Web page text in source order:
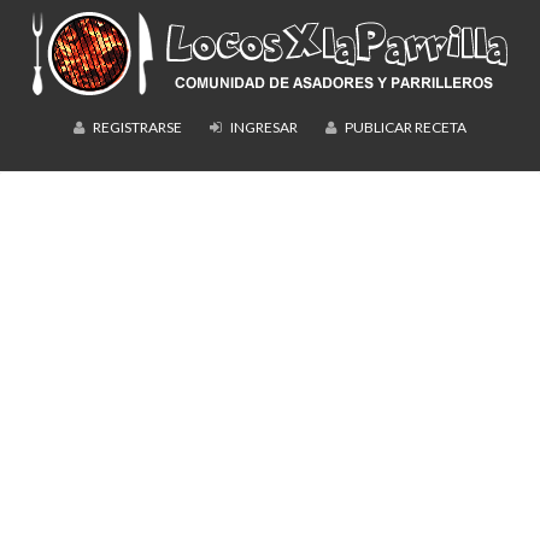
REGISTRARSE INGRESAR PUBLICAR RECETA